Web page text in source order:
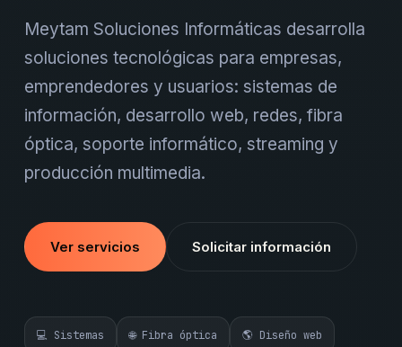
Meytam Soluciones Informáticas desarrolla
soluciones tecnológicas para empresas,
emprendedores y usuarios: sistemas de
información, desarrollo web, redes, fibra
óptica, soporte informático, streaming y
producción multimedia.
Ver servicios Solicitar información
💻 Sistemas 🌐 Fibra óptica 🌎 Diseño web